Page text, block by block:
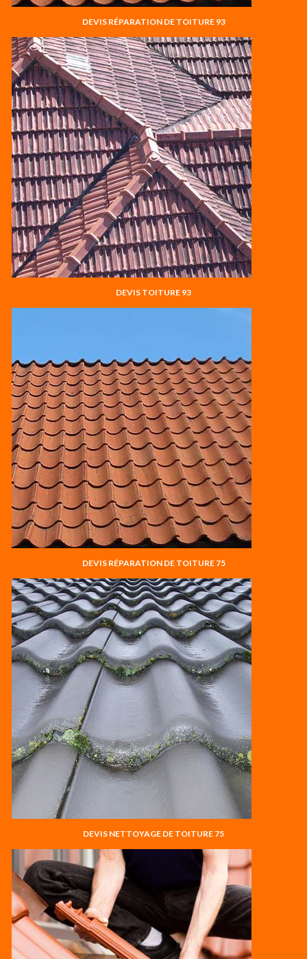
DEVIS RÉPARATION DE TOITURE 93
DEVIS TOITURE 93
DEVIS RÉPARATION DE TOITURE 75
DEVIS NETTOYAGE DE TOITURE 75